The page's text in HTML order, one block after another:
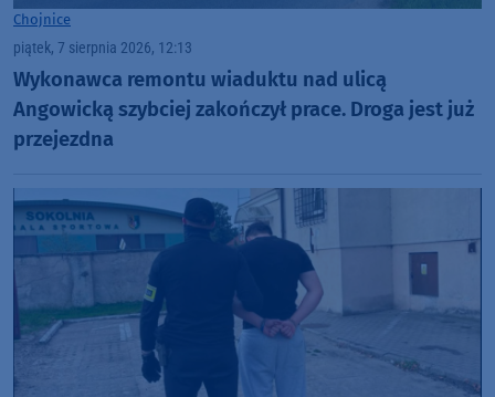
Chojnice
piątek, 7 sierpnia 2026, 12:13
Wykonawca remontu wiaduktu nad ulicą
Angowicką szybciej zakończył prace. Droga jest już
przejezdna